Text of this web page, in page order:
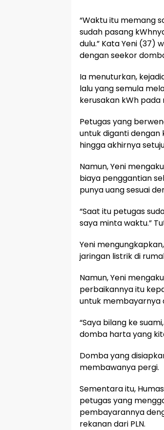
“Waktu itu memang
sudah pasang
dulu.” Kata Yeni (37)
dengan seekor
Ia menuturkan,
lalu yang semula
kerusakan kWh
Petugas yang
untuk diganti dengan
hingga akhirnya
Namun, Yeni
biaya penggantian
punya uang sesuai
“Saat itu petugas
saya minta waktu.”
Yeni
jaringan listrik di
Namun, Yeni
perbaikannya itu
untuk membayarnya
“Saya bilang ke
domba harta yang
Domba yang
membawanya pergi.
Sementara itu,
petugas yang
pembayarannya
rekanan dari PLN.